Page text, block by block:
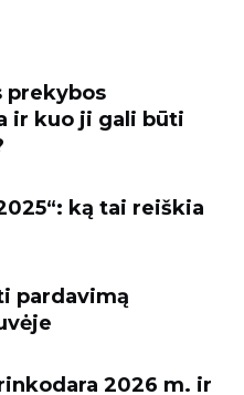
prekybos
ir kuo ji gali būti
ką tai reiškia
pardavimą
2026 m. ir